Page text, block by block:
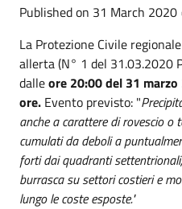
Published on 31 March 2020
La Protezione Civile
allerta (N° 1 del 31.03.2020
dalleore 20:00 del 31
ore. Evento previsto: "
anche a carattere di rovescio o
cumulati da deboli a
forti dai quadranti
burrasca su settori costieri e
lungo le coste esposte."